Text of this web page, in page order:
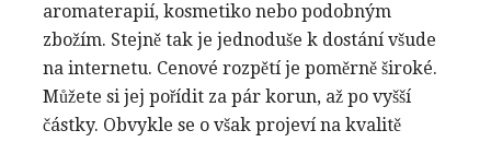
aromaterapií, kosmetiko nebo podobným
zbožím. Stejně tak je jednoduše k dostání všude
na internetu. Cenové rozpětí je poměrně široké.
Můžete si jej pořídit za pár korun, až po vyšší
částky. Obvykle se o však projeví na kvalitě